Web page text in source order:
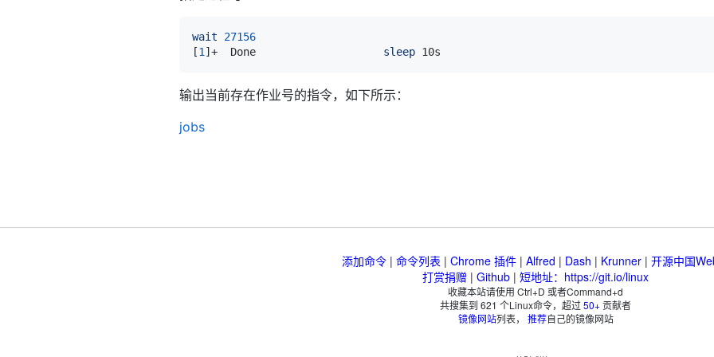
wait
27156
[1 ] +  Done sleep
输出当前存在作业号的指令，如下所示：
jobs
添加命令| 命令列表 | Chrome 插件| Alfred | Dash | Krunner| 开源中国
打赏捐赠 | Github | 短地址：https://git.io/linux
收藏本站请使用 Ctrl+D 或者Command+d
共搜集到 621 个Linux命令，超过50+贡献者
镜像网站列表， 推荐自己的镜像网站